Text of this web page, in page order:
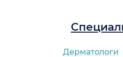
Дерматологи